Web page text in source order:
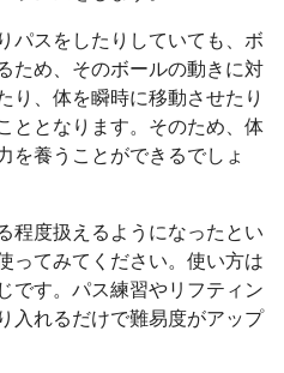
パスをしたりしていても、ボ
ため、そのボールの動きに対
り、体を瞬時に移動させたり
ととなります。そのため、体
を養うことができるでしょ
程度扱えるようになったとい
ってみてください。使い方は
です。パス練習やリフティン
入れるだけで難易度がアップ